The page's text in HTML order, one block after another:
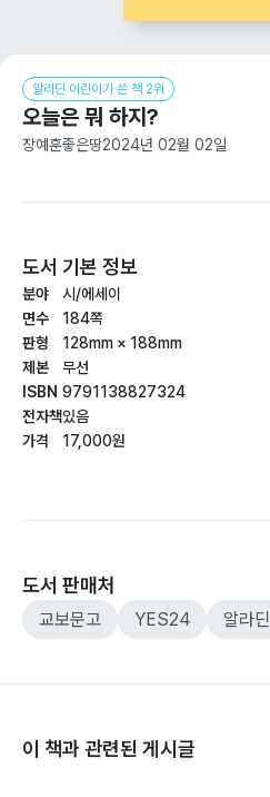
알라딘 어린이가 쓴 책 2위
오늘은 뭐 하지?
장예훈좋은땅2024년 02월 02일
도서 기본 정보
분야
면수
판형
제본
ISBN
전자책
가격
시/에세이
184쪽
128mm × 188mm
무선
9791138827324
있음
17,000원
도서 판매처
교보문고 YES24 알라딘
이 책과 관련된 게시글